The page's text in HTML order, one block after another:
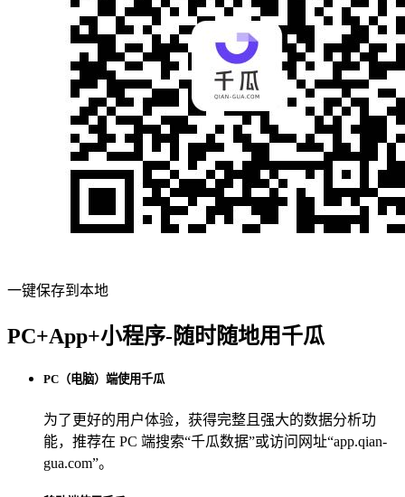
一键保存到本地
PC+App+小程序-随时随地用千瓜
PC（电脑）端使用千瓜
为了更好的用户体验，获得完整且强大的数据分析功
能，推荐在 PC 端搜索“千瓜数据”或访问网址“app.qian-
gua.com”。